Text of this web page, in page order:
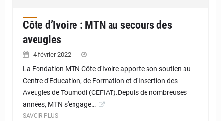
Côte d’Ivoire : MTN au secours des
aveugles
4 février 2022
La Fondation MTN Côte d'Ivoire apporte son soutien au
Centre d'Education, de Formation et d'Insertion des
Aveugles de Toumodi (CEFIAT).Depuis de nombreuses
années, MTN s'engage…
SAVOIR PLUS